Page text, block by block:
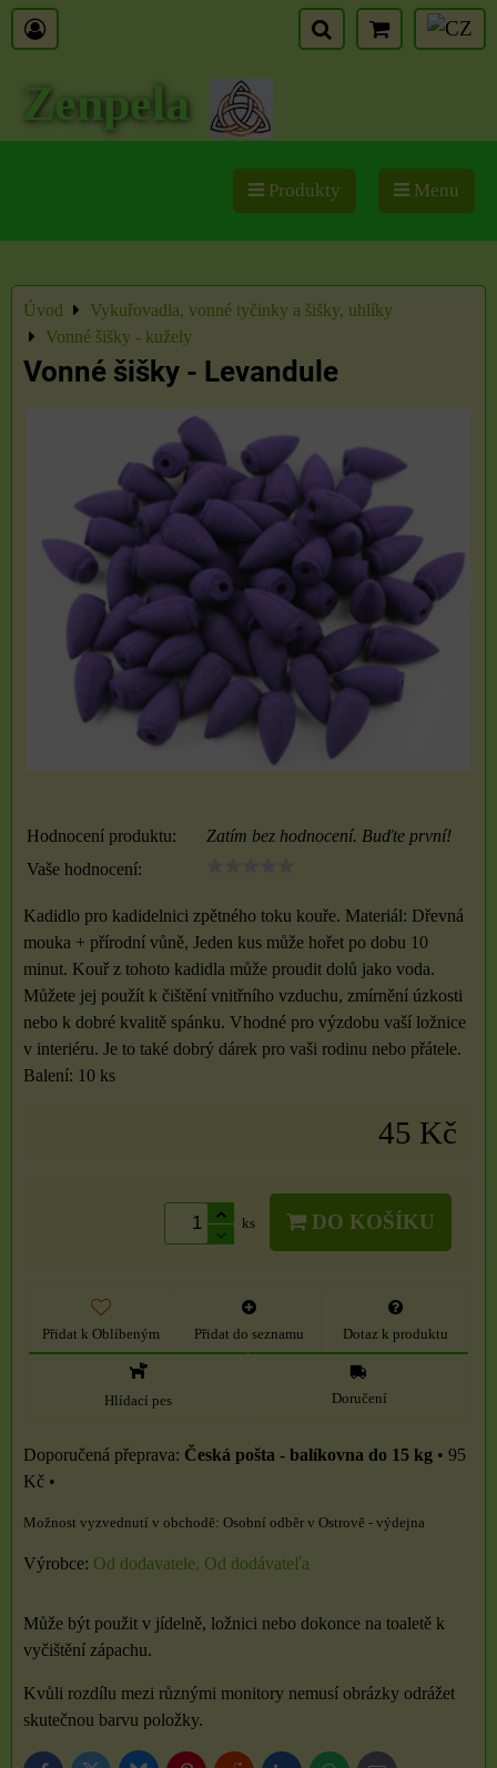
Zenpela
Produkty Menu
Úvod
Vykuřovadla, vonné tyčinky a šišky, uhlíky
Vonné šišky - kužely
Vonné šišky - Levandule
Hodnocení produktu:
Zatím bez hodnocení. Buďte první!
Vaše hodnocení:
Kadidlo pro kadidelnici zpětného toku kouře. Materiál: Dřevná
mouka + přírodní vůně, Jeden kus může hořet po dobu 10
minut. Kouř z tohoto kadidla může proudit dolů jako voda.
Můžete jej použít k čištění vnitřního vzduchu, zmírnění úzkosti
nebo k dobré kvalitě spánku. Vhodné pro výzdobu vaší ložnice
v interiéru. Je to také dobrý dárek pro vaši rodinu nebo přátele.
Balení: 10 ks
45 Kč
ks DO KOŠÍKU
Přidat k Oblíbeným Přidat do seznamu Dotaz k produktu
Hlídací pes Doručení
Česká pošta - balíkovna do 15 kg • 95
Kč •
Osobní odběr v Ostrově - výdejna
Výrobce: Od dodavatele, Od dodávateľa
Může být použit v jídelně, ložnici nebo dokonce na toaletě k
vyčištění zápachu.
Kvůli rozdílu mezi různými monitory nemusí obrázky odrážet
skutečnou barvu položky.